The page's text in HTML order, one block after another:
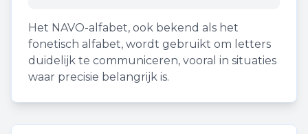
Het NAVO-alfabet, ook bekend als het
fonetisch alfabet, wordt gebruikt om letters
duidelijk te communiceren, vooral in situaties
waar precisie belangrijk is.